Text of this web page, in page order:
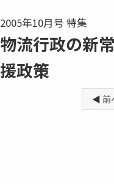
2005年10月号 特集
物流行政の新
援政策
◀ 前